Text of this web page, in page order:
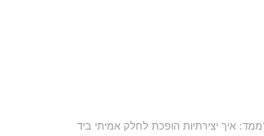
איך יצירתיות הופכת לחלק אמיתי ביד